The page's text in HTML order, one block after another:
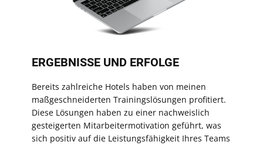
ERGEBNISSE UND ERFOLGE
Bereits zahlreiche Hotels haben von meinen
maßgeschneiderten Trainingslösungen profitiert.
Diese Lösungen haben zu einer nachweislich
gesteigerten Mitarbeitermotivation geführt, was
sich positiv auf die Leistungsfähigkeit Ihres Teams